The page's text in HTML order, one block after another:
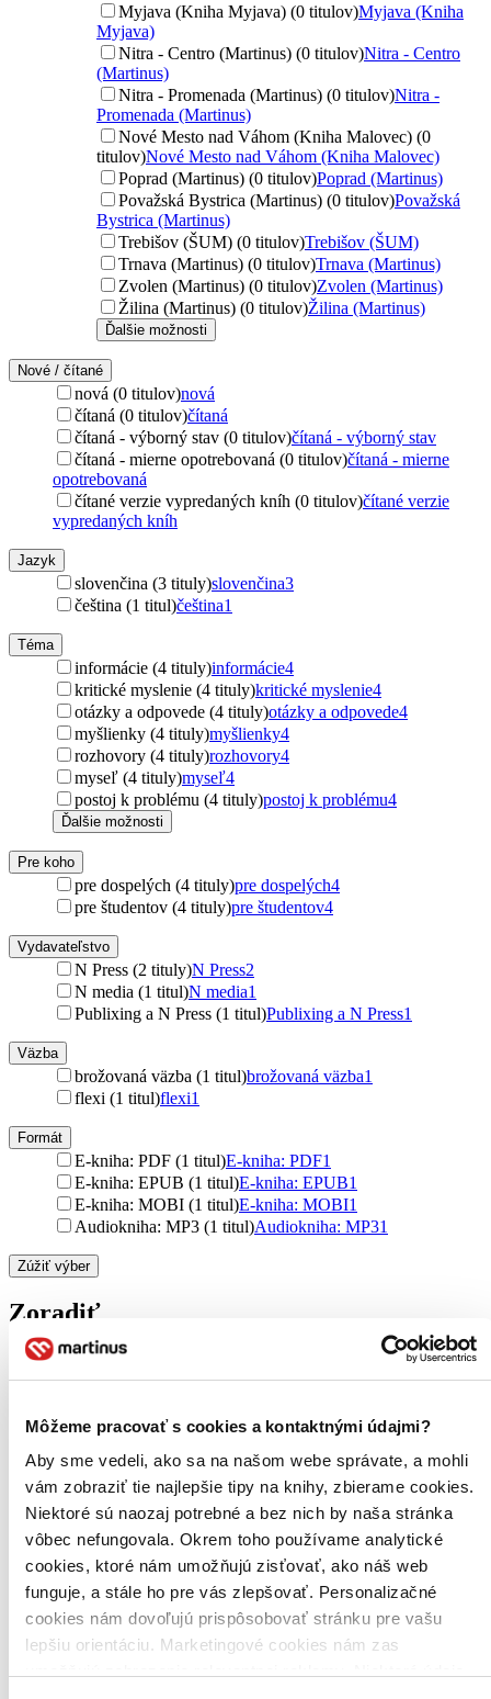
Môžeme pracovať s cookies a kontaktnými údajmi?
Aby sme vedeli, ako sa na našom webe správate, a mohli
vám zobraziť tie najlepšie tipy na knihy, zbierame cookies.
Niektoré sú naozaj potrebné a bez nich by naša stránka
vôbec nefungovala. Okrem toho používame analytické
cookies, ktoré nám umožňujú zisťovať, ako náš web
funguje, a stále ho pre vás zlepšovať. Personalizačné
cookies nám dovoľujú prispôsobovať stránku pre vašu
lepšiu orientáciu. Marketingové cookies nám zas
Myjava (Kniha Myjava) (0 titulov)Myjava (Kniha
Myjava)
Nitra - Centro (Martinus) (0 titulov)Nitra - Centro
(Martinus)
Nitra - Promenada (Martinus) (0 titulov)Nitra -
Promenada (Martinus)
Nové Mesto nad Váhom (Kniha Malovec) (0
titulov)Nové Mesto nad Váhom (Kniha Malovec)
Poprad (Martinus) (0 titulov)Poprad (Martinus)
Považská Bystrica (Martinus) (0 titulov)Považská
Bystrica (Martinus)
Trebišov (ŠUM) (0 titulov)Trebišov (ŠUM)
Trnava (Martinus) (0 titulov)Trnava (Martinus)
Zvolen (Martinus) (0 titulov)Zvolen (Martinus)
Žilina (Martinus) (0 titulov)Žilina (Martinus)
Ďalšie možnosti
Nové / čítané
nová (0 titulov)nová
čítaná (0 titulov)čítaná
čítaná - výborný stav (0 titulov)čítaná - výborný stav
čítaná - mierne opotrebovaná (0 titulov)čítaná - mierne
opotrebovaná
čítané verzie vypredaných kníh (0 titulov)čítané verzie
vypredaných kníh
Jazyk
slovenčina (3 tituly)slovenčina3
čeština (1 titul)čeština1
Téma
informácie (4 tituly)informácie4
kritické myslenie (4 tituly)kritické myslenie4
otázky a odpovede (4 tituly)otázky a odpovede4
myšlienky (4 tituly)myšlienky4
rozhovory (4 tituly)rozhovory4
myseľ (4 tituly)myseľ4
postoj k problému (4 tituly)postoj k problému4
Ďalšie možnosti
Pre koho
pre dospelých (4 tituly)pre dospelých4
pre študentov (4 tituly)pre študentov4
Vydavateľstvo
N Press (2 tituly)N Press2
N media (1 titul)N media1
Publixing a N Press (1 titul)Publixing a N Press1
Väzba
brožovaná väzba (1 titul)brožovaná väzba1
flexi (1 titul)flexi1
Formát
E-kniha: PDF (1 titul)E-kniha: PDF1
E-kniha: EPUB (1 titul)E-kniha: EPUB1
E-kniha: MOBI (1 titul)E-kniha: MOBI1
Audiokniha: MP3 (1 titul)Audiokniha: MP31
Zúžiť výber
Zoradiť
Bestsellery
Top hodnotené
Novinky
Najdrahšie
Najlacnejšie
Najvyššia zľava